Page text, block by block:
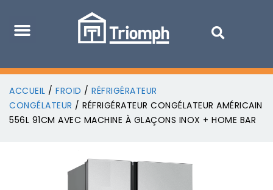
ACCUEIL / FROID / RÉFRIGÉRATEUR
CONGÉLATEUR / RÉFRIGÉRATEUR CONGÉLATEUR AMÉRICAIN
556L 91CM AVEC MACHINE À GLAÇONS INOX + HOME BAR